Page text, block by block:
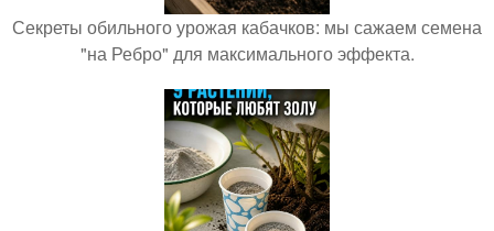
Секреты обильного урожая кабачков: мы сажаем семена
"на Ребро" для максимального эффекта.